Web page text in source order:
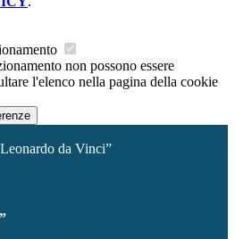
non possono essere
l'elenco nella pagina della cookie
da Vinci”